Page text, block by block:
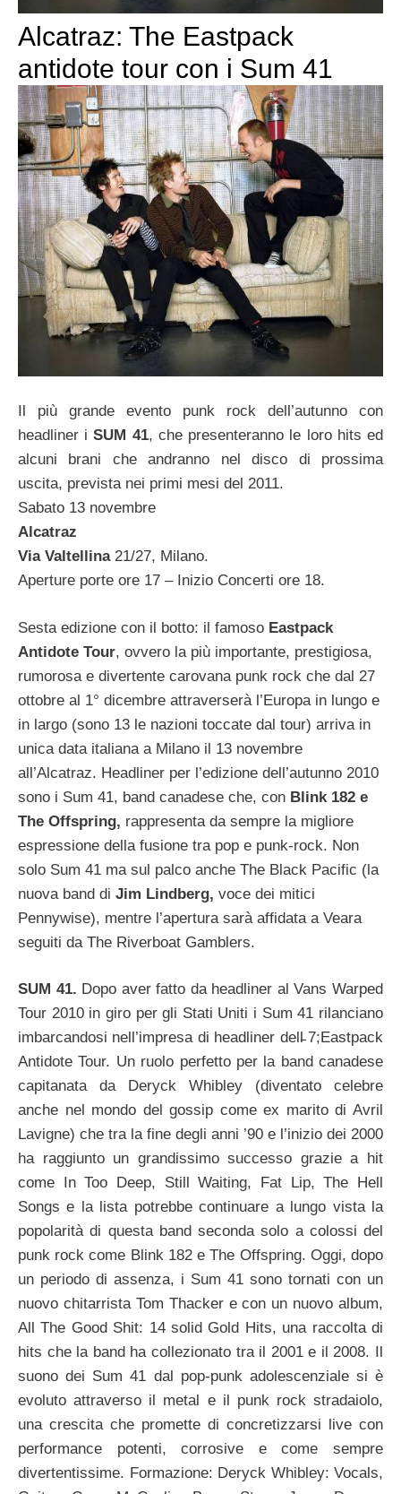
Alcatraz: The Eastpack
antidote tour con i Sum 41
Il più grande evento punk rock dell’autunno con
headliner iSUM 41, che presenteranno le loro hits ed
alcuni brani che andranno nel disco di prossima
uscita, prevista nei primi mesi del 2011.
Sabato 13 novembre
Alcatraz
Via Valtellina21/27, Milano.
Aperture porte ore 17 – Inizio Concerti ore 18.
Sesta edizione con il botto: il famoso Eastpack
Antidote Tour, ovvero la più importante, prestigiosa,
rumorosa e divertente carovana punk rock che dal 27
ottobre al 1° dicembre attraverserà l’Europa in lungo e
in largo (sono 13 le nazioni toccate dal tour) arriva in
unica data italiana a Milano il 13 novembre
all’Alcatraz. Headliner per l’edizione dell’autunno 2010
sono i Sum 41, band canadese che, con Blink 182 e
The Offspring, rappresenta da sempre la migliore
espressione della fusione tra pop e punk-rock. Non
solo Sum 41 ma sul palco anche The Black Pacific (la
nuova band di Jim Lindberg, voce dei mitici
Pennywise), mentre l’apertura sarà affidata a Veara
seguiti da The Riverboat Gamblers.
SUM 41. Dopo aver fatto da headliner al Vans Warped
Tour 2010 in giro per gli Stati Uniti i Sum 41 rilanciano
imbarcandosi nell’impresa di headliner dell̵ 7;Eastpack
Antidote Tour. Un ruolo perfetto per la band canadese
capitanata da Deryck Whibley (diventato celebre
anche nel mondo del gossip come ex marito di Avril
Lavigne) che tra la fine degli anni ’90 e l’inizio dei 2000
ha raggiunto un grandissimo successo grazie a hit
come In Too Deep, Still Waiting, Fat Lip, The Hell
Songs e la lista potrebbe continuare a lungo vista la
popolarità di questa band seconda solo a colossi del
punk rock come Blink 182 e The Offspring. Oggi, dopo
un periodo di assenza, i Sum 41 sono tornati con un
nuovo chitarrista Tom Thacker e con un nuovo album,
All The Good Shit: 14 solid Gold Hits, una raccolta di
hits che la band ha collezionato tra il 2001 e il 2008. Il
suono dei Sum 41 dal pop-punk adolescenziale si è
evoluto attraverso il metal e il punk rock stradaiolo,
una crescita che promette di concretizzarsi live con
performance potenti, corrosive e come sempre
divertentissime. Formazione: Deryck Whibley: Vocals,